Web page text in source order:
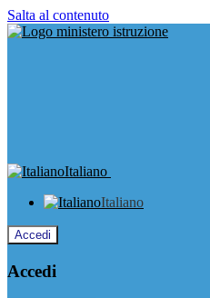
Salta al contenuto
Italiano
Italiano
Accedi
Accedi